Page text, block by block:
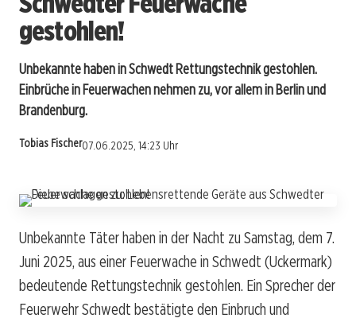
gestohlen!
Unbekannte haben in Schwedt Rettungstechnik gestohlen.
Einbrüche in Feuerwachen nehmen zu, vor allem in Berlin und
Brandenburg.
Tobias Fischer07.06.2025, 14:23 Uhr
Unbekannte Täter haben in der Nacht zu Samstag, dem 7.
Juni 2025, aus einer Feuerwache in Schwedt (Uckermark)
bedeutende Rettungstechnik gestohlen. Ein Sprecher der
Feuerwehr Schwedt bestätigte den Einbruch und